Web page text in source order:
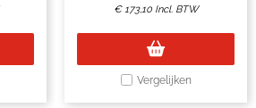
€173,10 Incl. BTW
Vergelijken